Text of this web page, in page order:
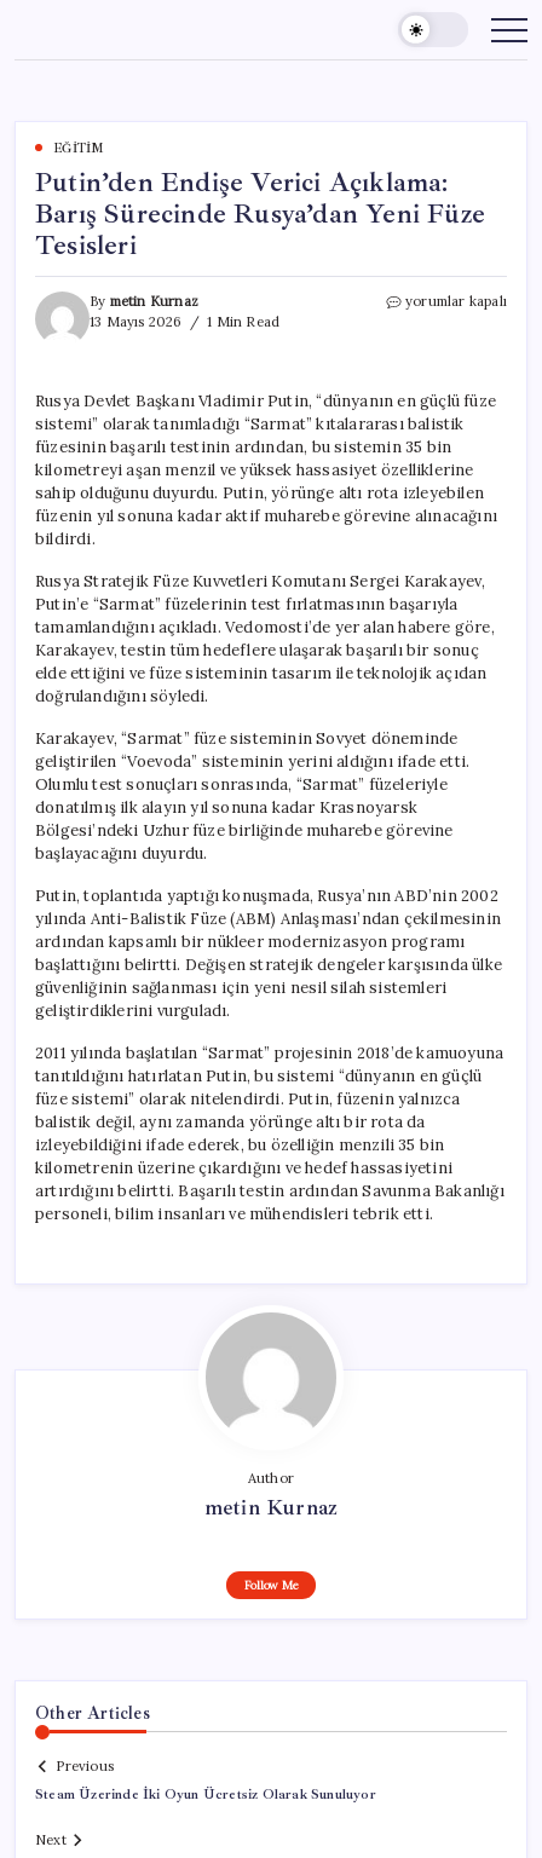
content
EĞITIM
Putin’den Endişe Verici Açıklama:
Barış Sürecinde Rusya’dan Yeni Füze
Tesisleri
By metin Kurnaz
13 Mayıs 2026
1 Min Read
Putin’den
Sürecinde
Rusya’dan
Yeni
Füze
Tesisleri
için
yorumlar kapalı
Rusya Devlet Başkanı Vladimir Putin, “dünyanın en güçlü füze
sistemi” olarak tanımladığı “Sarmat” kıtalararası balistik
füzesinin başarılı testinin ardından, bu sistemin 35 bin
kilometreyi aşan menzil ve yüksek hassasiyet özelliklerine
sahip olduğunu duyurdu. Putin, yörünge altı rota izleyebilen
füzenin yıl sonuna kadar aktif muharebe görevine alınacağını
bildirdi.
Rusya Stratejik Füze Kuvvetleri Komutanı Sergei Karakayev,
Putin’e “Sarmat” füzelerinin test fırlatmasının başarıyla
tamamlandığını açıkladı. Vedomosti’de yer alan habere göre,
Karakayev, testin tüm hedeflere ulaşarak başarılı bir sonuç
elde ettiğini ve füze sisteminin tasarım ile teknolojik açıdan
doğrulandığını söyledi.
Karakayev, “Sarmat” füze sisteminin Sovyet döneminde
geliştirilen “Voevoda” sisteminin yerini aldığını ifade etti.
Olumlu test sonuçları sonrasında, “Sarmat” füzeleriyle
donatılmış ilk alayın yıl sonuna kadar Krasnoyarsk
Bölgesi’ndeki Uzhur füze birliğinde muharebe görevine
başlayacağını duyurdu.
Putin, toplantıda yaptığı konuşmada, Rusya’nın ABD’nin 2002
yılında Anti-Balistik Füze (ABM) Anlaşması’ndan çekilmesinin
ardından kapsamlı bir nükleer modernizasyon programı
başlattığını belirtti. Değişen stratejik dengeler karşısında ülke
güvenliğinin sağlanması için yeni nesil silah sistemleri
geliştirdiklerini vurguladı.
2011 yılında başlatılan “Sarmat” projesinin 2018’de kamuoyuna
tanıtıldığını hatırlatan Putin, bu sistemi “dünyanın en güçlü
füze sistemi” olarak nitelendirdi. Putin, füzenin yalnızca
balistik değil, aynı zamanda yörünge altı bir rota da
izleyebildiğini ifade ederek, bu özelliğin menzili 35 bin
kilometrenin üzerine çıkardığını ve hedef hassasiyetini
artırdığını belirtti. Başarılı testin ardından Savunma Bakanlığı
personeli, bilim insanları ve mühendisleri tebrik etti.
Author
metin Kurnaz
Follow Me
Other Articles
Previous
Steam Üzerinde İki Oyun Ücretsiz Olarak Sunuluyor
Next